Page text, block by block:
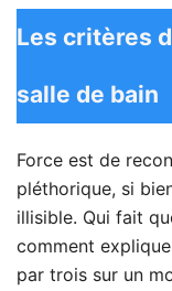
Les critères
salle de bain
Force est de
pléthorique, si
illisible. Qui fait
comment
par trois sur un